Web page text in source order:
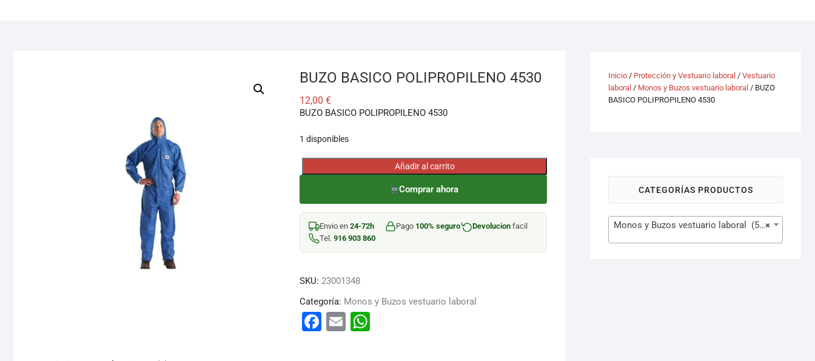
BUZO BASICO POLIPROPILENO 4530
12,00 €
BUZO BASICO POLIPROPILENO 4530
1 disponibles
BUZO
POLIPROPILENO
4530
cantidad
Añadir al carrito
Comprar ahora
Envio en 24-72h Pago 100% seguro Devolucion facil
Tel. 916 903 860
SKU: 23001348
Categoría: Monos y Buzos vestuario laboral
F
E
Inicio / Protección y Vestuario laboral / Vestuario
laboral / Monos y Buzos vestuario laboral / BUZO
BASICO POLIPROPILENO 4530
CATEGORÍAS PRODUCTOS
×
Monos y Buzos vestuario laboral (51)